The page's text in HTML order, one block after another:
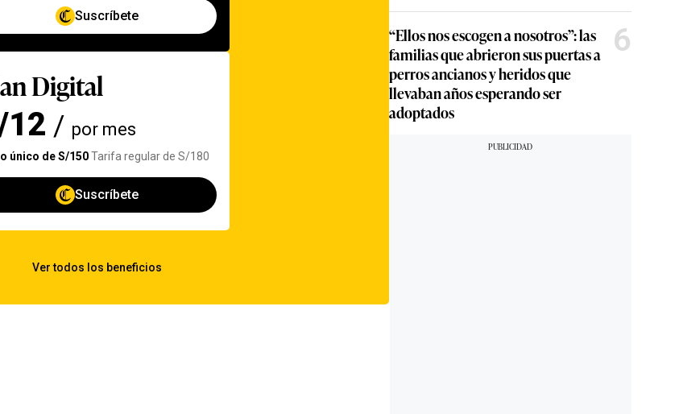
“Ellos nos escogen a nosotros”: las
familias que abrieron sus puertas a
perros ancianos y heridos que
llevaban años esperando ser
adoptados
6